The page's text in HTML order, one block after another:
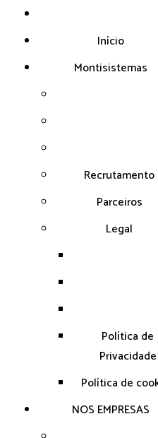
Início
Montisistemas
Recrutamento
Parceiros
Legal
Política de
Privacidade
Política de
NOS EMPRESAS